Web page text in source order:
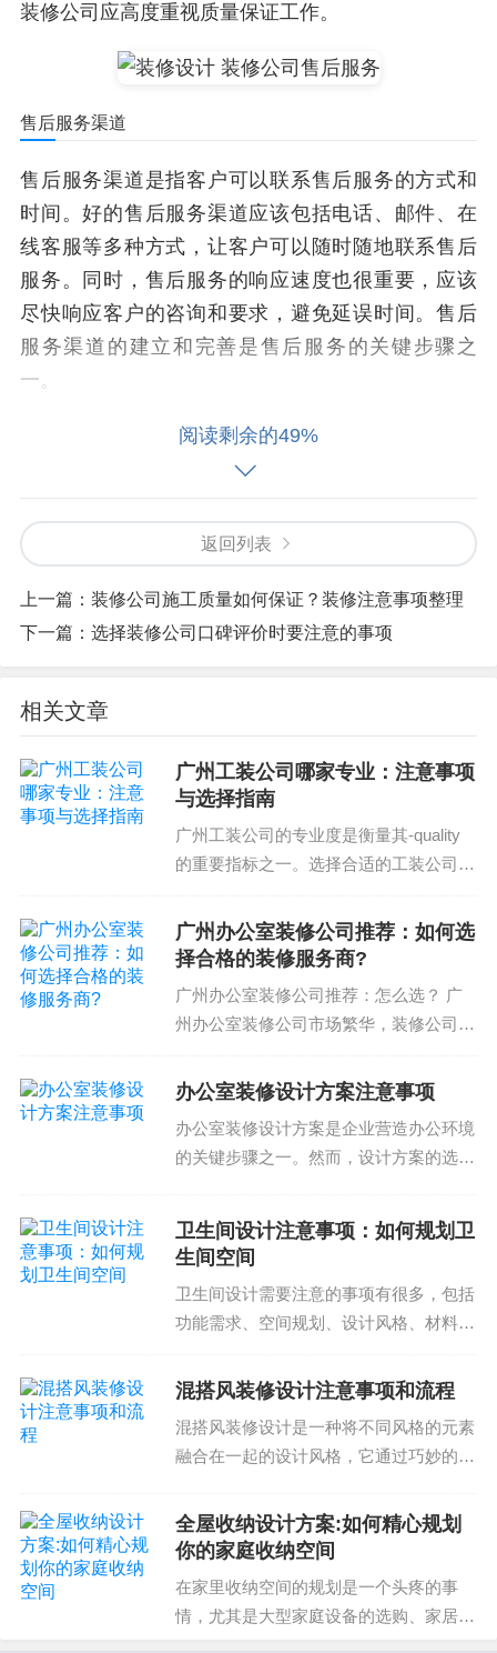
装修公司应高度重视质量保证工作。
售后服务渠道
售后服务渠道是指客户可以联系售后服务的方式和
时间。好的售后服务渠道应该包括电话、邮件、在
线客服等多种方式，让客户可以随时随地联系售后
服务。同时，售后服务的响应速度也很重要，应该
尽快响应客户的咨询和要求，避免延误时间。售后
服务渠道的建立和完善是售后服务的关键步骤之
一。
的售后服务内容应该包括工程质量保证、维修服
务、客户咨询等方面。同时，售后服务内容也应该
根据客户的需求和情况进行定制化服务，例如提供
定制化维修服务等。售后服务内容的丰富和多样化
以上就是装修公司售后服务注意事项的总结。通过
了解这些注意事项，大家可以更好地选择装修公
司，并避免装修后出现的质量问题或矛盾。同时，
好的售后服务也是客户对装修公司的一种认可和信
任。因此，装修公司应高度重视售后服务工作，并
司。有任何问题，请联系我们，我们将为您提供最
好的装修服务和售后支持。
Q：什么是装修公司售后服务？
后，提供的售后支持和服务。包括质量保证、售后
服务渠道和售后服务内容等方面。
Q：什么是质量保证？
家标准，提供质保书，承诺一定的质量标准等。
Q：什么是售后服务渠道？
A：售后服务渠道是指客户可以联系售后服务的方式
和时间，包括电话、邮件、在线客服等多种方式。
阅读剩余的49%
返回列表
上一篇： 装修公司施工质量如何保证？装修注意事项整理
下一篇： 选择装修公司口碑评价时要注意的事项
相关文章
广州工装公司哪家专业：注意事项
与选择指南
广州工装公司的专业度是衡量其-quality
的重要指标之一。选择合适的工装公司对
装公司哪家专业？本文将为您提供相关的
注意事项和选择指南，帮助您找到满足需
广州办公室装修公司推荐：如何选
择合格的装修服务商?
广州办公室装修公司推荐：怎么选？ 广
州办公室装修公司市场繁华，装修公司很
容易的事。你需要对装修公司的注意事项
工和验收流程...
办公室装修设计方案注意事项
办公室装修设计方案是企业营造办公环境
的关键步骤之一。然而，设计方案的选择
选择合适的设计风格办公室装修设计风格
需要与企业文化和品牌...
卫生间设计注意事项：如何规划卫
生间空间
卫生间设计需要注意的事项有很多，包括
功能需求、空间规划、设计风格、材料选
质和整体生活质量，而不良的设计则可能
设计需要认真规划，合...
混搭风装修设计注意事项和流程
混搭风装修设计是一种将不同风格的元素
融合在一起的设计风格，它通过巧妙的搭
仅可以让您的空间变得有趣独特，还可以
使您的生活变得更加充实。那么，如何选
全屋收纳设计方案:如何精心规划
你的家庭收纳空间
在家里收纳空间的规划是一个头疼的事
情，尤其是大型家庭设备的选购、家居布